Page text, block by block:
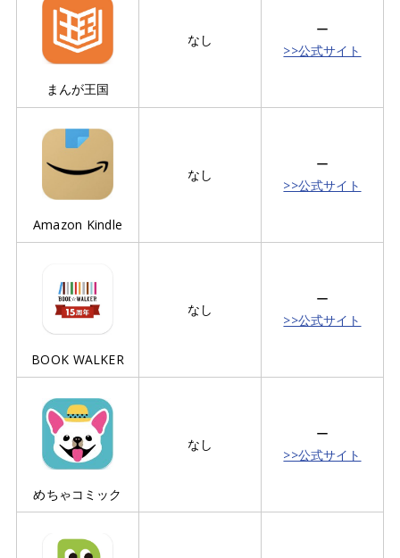
まんが王国
なし
ー
>>公式サイト
Amazon Kindle
なし
ー
>>公式サイト
BOOK WALKER
なし
ー
>>公式サイト
めちゃコミック
なし
ー
>>公式サイト